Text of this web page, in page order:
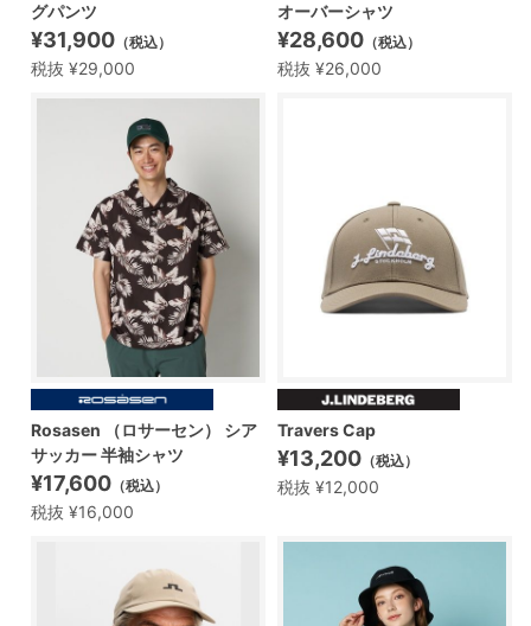
グパンツ
¥31,900 （税込）
税抜 ¥29,000
オーバーシャツ
¥28,600 （税込）
税抜 ¥26,000
Rosasen （ロサーセン） シア
サッカー 半袖シャツ
¥17,600 （税込）
税抜 ¥16,000
Travers Cap
¥13,200 （税込）
税抜 ¥12,000